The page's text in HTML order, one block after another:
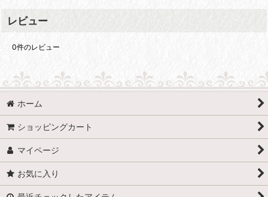
レビュー
0件のレビュー
ホーム
ショッピングカート
マイページ
お気に入り